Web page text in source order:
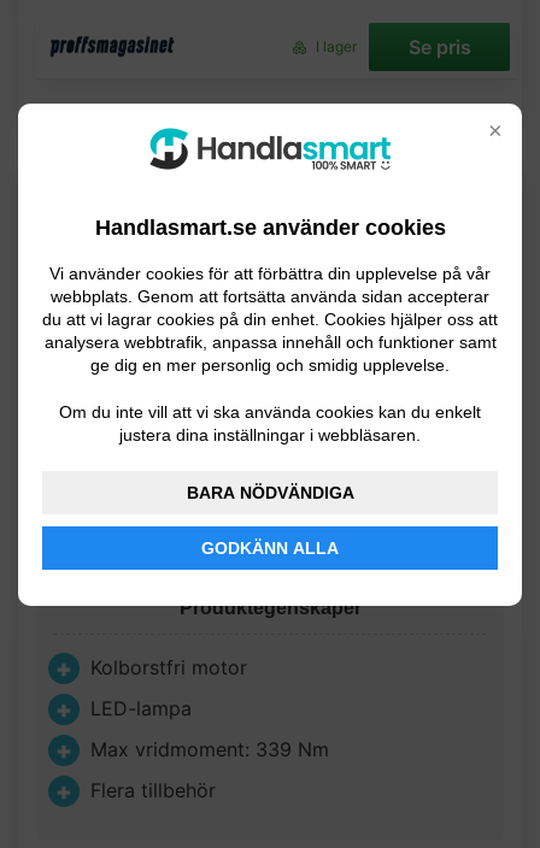
×
Handlasmart.se använder cookies
Vi använder cookies för att förbättra din upplevelse på vår
webbplats. Genom att fortsätta använda sidan accepterar
du att vi lagrar cookies på din enhet. Cookies hjälper oss att
analysera webbtrafik, anpassa innehåll och funktioner samt
ge dig en mer personlig och smidig upplevelse.
Om du inte vill att vi ska använda cookies kan du enkelt
justera dina inställningar i webbläsaren.
BARA NÖDVÄNDIGA
GODKÄNN ALLA
I lager Se pris
Milwaukee
Lätt mutterdragare som ger mycket för pengarna.
Produktegenskaper
Kolborstfri motor
LED-lampa
Max vridmoment: 339 Nm
Flera tillbehör